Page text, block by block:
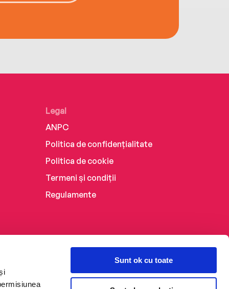
Sunt ok cu toate
Legal
ANPC
Politica de confidențialitate
Politica de cookie
Termeni și condiții
Regulamente